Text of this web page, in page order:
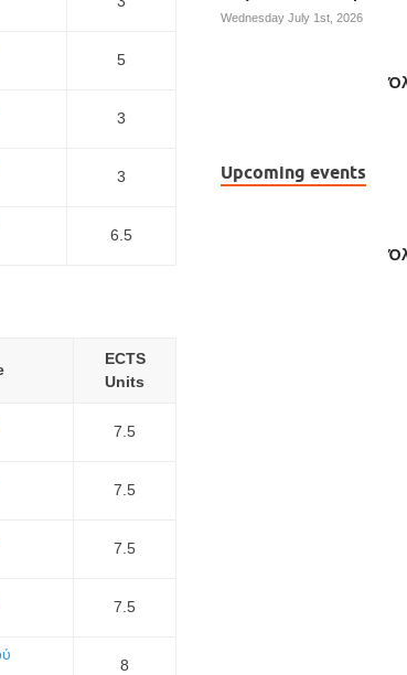
5
3
3
6.5
ECTS
Units
7.5
7.5
7.5
7.5
8
Wednesday July 1st, 2026
Upcoming events